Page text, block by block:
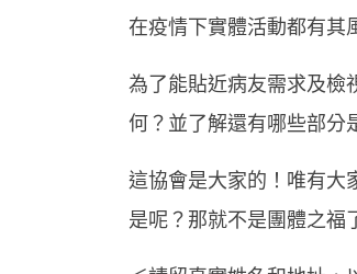
在疫情下實體活動都有其
為了能貼近病友需求及檢
何？並了解還有哪些部分
這協會是大家的！唯有大
是呢？那就不是團體之福